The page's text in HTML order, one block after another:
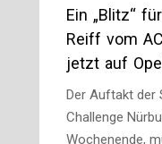
Ein „Blitz“
Reiff vom
jetzt auf Opel
Der Auftakt der
Challenge
Wochenende,